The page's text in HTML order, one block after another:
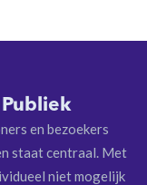
en bezoekers
staat centraal. Met
niet mogelijk